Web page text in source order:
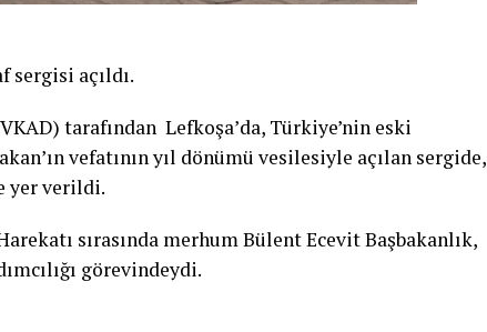
sergisi açıldı.
tarafından Lefkoşa’da, Türkiye’nin eski
vefatının yıl dönümü vesilesiyle açılan sergide,
yer verildi.
sırasında merhum Bülent Ecevit Başbakanlık,
görevindeydi.